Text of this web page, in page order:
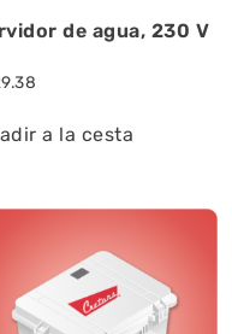
de agua, 230 V
a la cesta